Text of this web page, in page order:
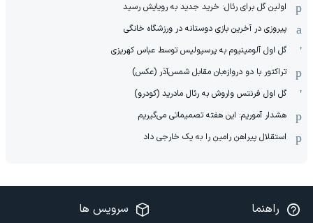
اولین گل برای رئال: خرید جدید به رویایش رسید
پیروزی در آخرین بازی دوستانه در ورزشگاه خانگی
گل اول آلومینیوم به پرسپولیس توسط عباس کهریزی
تراکتور با دو دروازه‌بان مقابل شمس‌آذر (عکس)
گل اول فرنتس واروش به رئال مادرید (کودرو)
هشدار آموریم: این هفته تصمیماتی می‌گیریم
استقلال پیراهن رامین را به یک خارجی داد
راهنما سرویس ها